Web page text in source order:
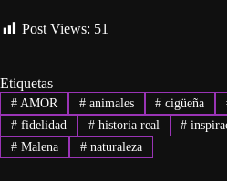
Post Views: 51
Etiquetas
#AMOR #animales # cigüeña
#fidelidad #historia real #
#Malena #naturaleza